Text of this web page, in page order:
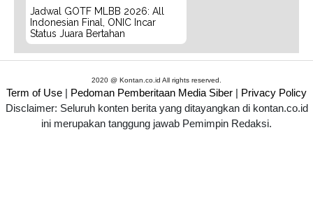
Jadwal GOTF MLBB 2026: All
Indonesian Final, ONIC Incar
Status Juara Bertahan
2020 @ Kontan.co.id All rights reserved.
Term of Use | Pedoman Pemberitaan Media Siber | Privacy Policy
Disclaimer: Seluruh konten berita yang ditayangkan di kontan.co.id
ini merupakan tanggung jawab Pemimpin Redaksi.